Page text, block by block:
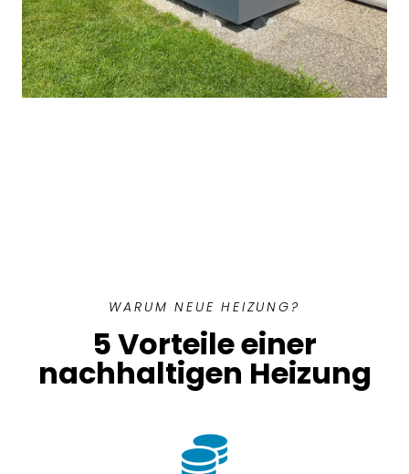
WARUM NEUE HEIZUNG?
5 Vorteile einer
nachhaltigen Heizung